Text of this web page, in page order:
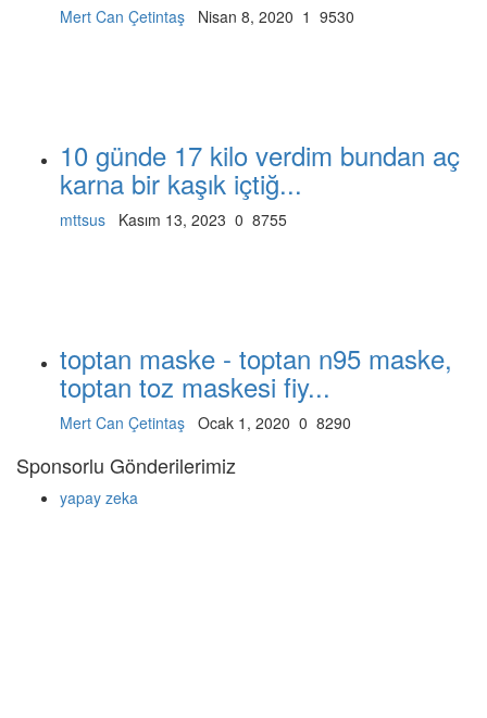
Mert Can Çetintaş Nisan 8, 2020 1 9530
10 günde 17 kilo verdim bundan aç
karna bir kaşık içtiğ...
mttsus Kasım 13, 2023 0 8755
toptan maske - toptan n95 maske,
toptan toz maskesi fiy...
Mert Can Çetintaş Ocak 1, 2020 0 8290
Sponsorlu Gönderilerimiz
yapay zeka